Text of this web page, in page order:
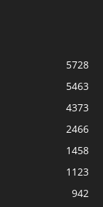
5728
5463
4373
2466
1458
1123
942